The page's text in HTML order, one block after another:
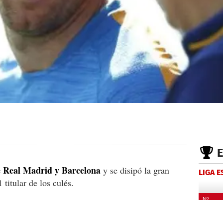
Real Madrid y Barcelona y se disipó la gran
titular de los culés.
LIGA